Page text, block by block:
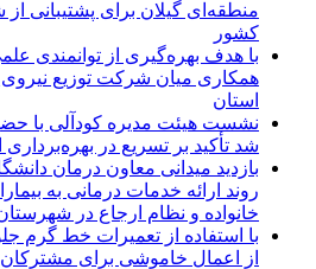
منطقه‌ای گیلان برای پشتیبانی
كشور
با هدف بهره‌گیری از توانمندی
همكاری میان شركت توزیع نیروی
استان
نشست هیئت مدیره کودآلی با
شد تأکید بر تسریع در بهره‌برداری
بازدید میدانی معاون درمان
روند ارائه خدمات درمانی به
خانواده و نظام ارجاع در
از اعمال خاموشی برای مشتركان